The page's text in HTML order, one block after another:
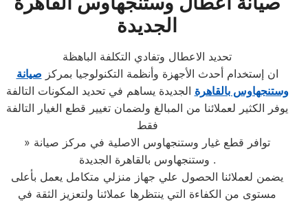
الجديدة
تحديد الاعطال وتفادي التكلفة الباهظة
ان إستخدام أحدث الأجهزة وأنظمة التكنولوجيا بمركز صيانة
وستنجهاوس بالقاهرة الجديدة يساهم في تحديد المكونات التالفة
يوفر الكثير لعملائنا من المبالغ ولضمان تغيير قطع الغيار التالفة
فقط
» توافر قطع غيار وستنجهاوس الاصلية في مركز صيانة
وستنجهاوس بالقاهرة الجديدة .
يضمن لعملائنا الحصول علي جهاز منزلي متكامل يعمل بأعلى
مستوى من الكفاءة التي ينتظرها عملائنا ولتعزيز الثقة في